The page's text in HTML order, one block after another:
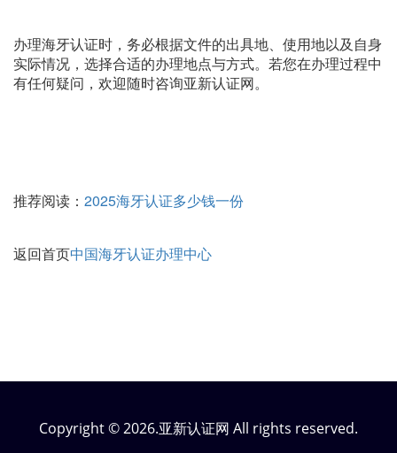
办理海牙认证时，务必根据文件的出具地、使用地以及自身
实际情况，选择合适的办理地点与方式。若您在办理过程中
有任何疑问，欢迎随时咨询亚新认证网。
推荐阅读： 2025海牙认证多少钱一份
返回首页中国海牙认证办理中心
Copyright © 2026.亚新认证网 All rights reserved.